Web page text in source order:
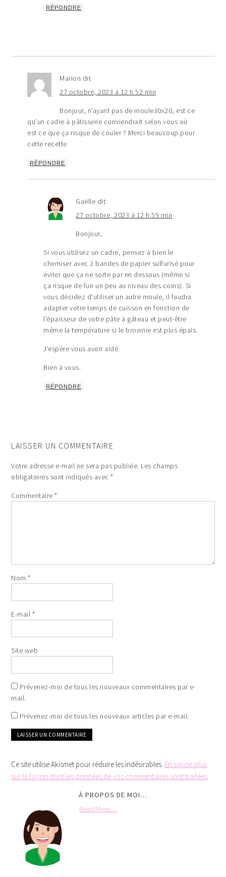
RÉPONDRE
Marion dit
27 octobre, 2023 à 12 h 52 min
Bonjour, n’ayant pas de moule30x20, est ce
qu’un cadre à pâtisserie conviendrait selon vous où
est ce que ça risque de couler ? Merci beaucoup pour
cette recette
RÉPONDRE
Gaëlle dit
27 octobre, 2023 à 12 h 59 min
Bonjour,
Si vous utilisez un cadre, pensez à bien le
chemiser avec 2 bandes de papier sulfurisé pour
éviter que ça ne sorte par en dessous (même si
ça risque de fuir un peu au niveau des coins). Si
vous décidez d’utiliser un autre moule, il faudra
adapter votre temps de cuisson en fonction de
l’épaisseur de votre pâte à gâteau et peut-être
même la température si le brownie est plus épais.
J’espère vous avoir aidé.
Bien à vous.
RÉPONDRE
LAISSER UN COMMENTAIRE
Votre adresse e-mail ne sera pas publiée. Les champs
obligatoires sont indiqués avec*
Commentaire*
Nom*
E-mail *
Site web
Prévenez-moi de tous les nouveaux commentaires par e-
mail.
Prévenez-moi de tous les nouveaux articles par e-mail.
Ce site utilise Akismet pour réduire les indésirables. En savoir plus
sur la façon dont les données de vos commentaires sont traitées.
À PROPOS DE MOI…
Read More…